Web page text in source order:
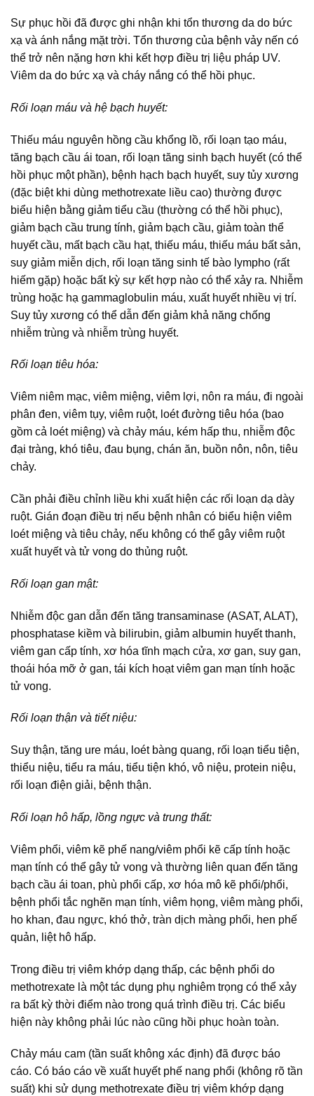
Sự phục hồi đã được ghi nhận khi tổn thương da do bức
xạ và ánh nắng mặt trời. Tổn thương của bệnh vảy nến có
thể trở nên nặng hơn khi kết hợp điều trị liệu pháp UV.
Viêm da do bức xạ và cháy nắng có thể hồi phục.
Rối loạn máu và hệ bạch huyết:
Thiếu máu nguyên hồng cầu khổng lồ, rối loạn tạo máu,
tăng bạch cầu ái toan, rối loạn tăng sinh bạch huyết (có thể
hồi phục một phần), bệnh hạch bạch huyết, suy tủy xương
(đặc biệt khi dùng methotrexate liều cao) thường được
biểu hiện bằng giảm tiểu cầu (thường có thể hồi phục),
giảm bạch cầu trung tính, giảm bạch cầu, giảm toàn thể
huyết cầu, mất bạch cầu hạt, thiếu máu, thiếu máu bất sản,
suy giảm miễn dịch, rối loạn tăng sinh tế bào lympho (rất
hiếm gặp) hoặc bất kỳ sự kết hợp nào có thể xảy ra. Nhiễm
trùng hoặc hạ gammaglobulin máu, xuất huyết nhiều vị trí.
Suy tủy xương có thể dẫn đến giảm khả năng chống
nhiễm trùng và nhiễm trùng huyết.
Rối loạn tiêu hóa:
Viêm niêm mạc, viêm miệng, viêm lợi, nôn ra máu, đi ngoài
phân đen, viêm tụy, viêm ruột, loét đường tiêu hóa (bao
gồm cả loét miệng) và chảy máu, kém hấp thu, nhiễm độc
đại tràng, khó tiêu, đau bụng, chán ăn, buồn nôn, nôn, tiêu
chảy.
Cần phải điều chỉnh liều khi xuất hiện các rối loạn dạ dày
ruột. Gián đoạn điều trị nếu bệnh nhân có biểu hiện viêm
loét miệng và tiêu chảy, nếu không có thể gây viêm ruột
xuất huyết và tử vong do thủng ruột.
Rối loạn gan mật:
Nhiễm độc gan dẫn đến tăng transaminase (ASAT, ALAT),
phosphatase kiềm và bilirubin, giảm albumin huyết thanh,
viêm gan cấp tính, xơ hóa tĩnh mạch cửa, xơ gan, suy gan,
thoái hóa mỡ ở gan, tái kích hoạt viêm gan mạn tính hoặc
tử vong.
Rối loạn thận và tiết niệu:
Suy thận, tăng ure máu, loét bàng quang, rối loạn tiểu tiện,
thiểu niệu, tiểu ra máu, tiểu tiện khó, vô niệu, protein niệu,
rối loạn điện giải, bệnh thận.
Rối loạn hô hấp, lồng ngực và trung thất:
Viêm phổi, viêm kẽ phế nang/viêm phổi kẽ cấp tính hoặc
mạn tính có thể gây tử vong và thường liên quan đến tăng
bạch cầu ái toan, phù phổi cấp, xơ hóa mô kẽ phổi/phổi,
bệnh phổi tắc nghẽn mạn tính, viêm họng, viêm màng phổi,
ho khan, đau ngực, khó thở, tràn dịch màng phổi, hen phế
quản, liệt hô hấp.
Trong điều trị viêm khớp dạng thấp, các bệnh phổi do
methotrexate là một tác dụng phụ nghiêm trọng có thể xảy
ra bất kỳ thời điểm nào trong quá trình điều trị. Các biểu
hiện này không phải lúc nào cũng hồi phục hoàn toàn.
Chảy máu cam (tần suất không xác định) đã được báo
cáo. Có báo cáo về xuất huyết phế nang phổi (không rõ tần
suất) khi sử dụng methotrexate điều trị viêm khớp dạng